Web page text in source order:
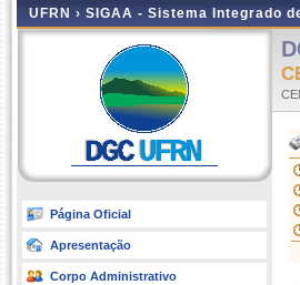
UFRN › SIGAA - Sistema Integrado
Página Oficial
Apresentação
Corpo Administrativo